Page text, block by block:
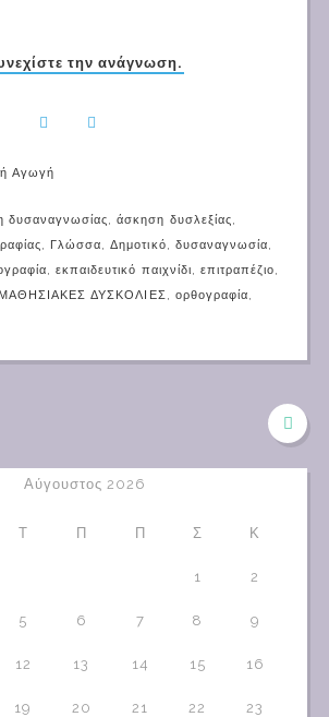
την ανάγνωση.
Αγωγή
δυσαναγνωσίας,άσκηση δυσλεξίας,
, Γλώσσα,Δημοτικό, δυσαναγνωσία,
,εκπαιδευτικό παιχνίδι, επιτραπέζιο,
ΜΑΘΗΣΙΑΚΕΣ ΔΥΣΚΟΛΙΕΣ, ορθογραφία,
Αύγουστος 2026
Τ Π Π Σ Κ
1 2
5 6 7 8 9
12 13 14 15 16
19 20 21 22 23